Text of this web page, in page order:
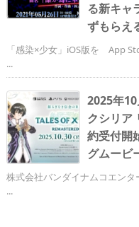
る新キャ
ずもらえ
「感染×少女」iOS版を App
...
2025年
クシリア
約受付開
グムービ
株式会社バンダイナムコエン
...